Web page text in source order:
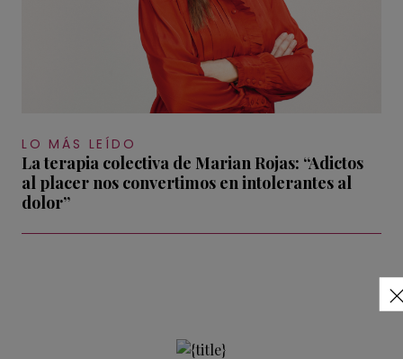
LO MÁS LEÍDO
La terapia colectiva de Marian Rojas: “Adictos
al placer nos convertimos en intolerantes al
dolor”